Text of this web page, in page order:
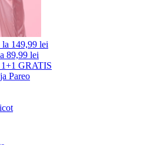
149,99 lei
89,99 lei
1+1 GRATIS
Pareo